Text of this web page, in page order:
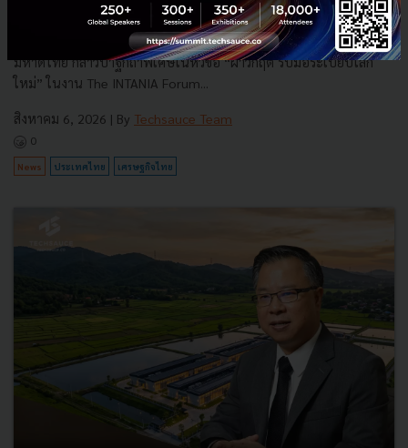
ระบบราชการ เพื่อยกระดับขีดความสามารถประเทศ
นายอนุทิน ชาญวีรกูล นายกรัฐมนตรีและรัฐมนตรีว่าการกระทรวง
มหาดไทย กล่าวปาฐกถาพิเศษในหัวข้อ “ฝ่าวิกฤติ รับมือระเบียบโลก
ใหม่” ในงาน The INTANIA Forum...
สิงหาคม 6, 2026 | By Techsauce Team
0
News ประเทศไทย เศรษฐกิจไทย